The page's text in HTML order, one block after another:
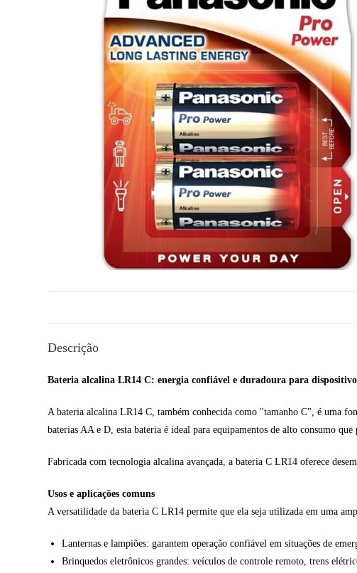
Descrição
Bateria alcalina LR14 C: energia confiável e duradoura para
A bateria alcalina LR14 C, também conhecida como "tamanho C", é uma
baterias AA e D, esta bateria é ideal para equipamentos de alto consumo
Fabricada com tecnologia alcalina avançada, a bateria C LR14 oferece
Usos e aplicações comuns
A versatilidade da bateria C LR14 permite que ela seja utilizada em uma
Lanternas e lampiões: garantem operação confiável em situações de
Brinquedos eletrônicos grandes: veículos de controle remoto, trens